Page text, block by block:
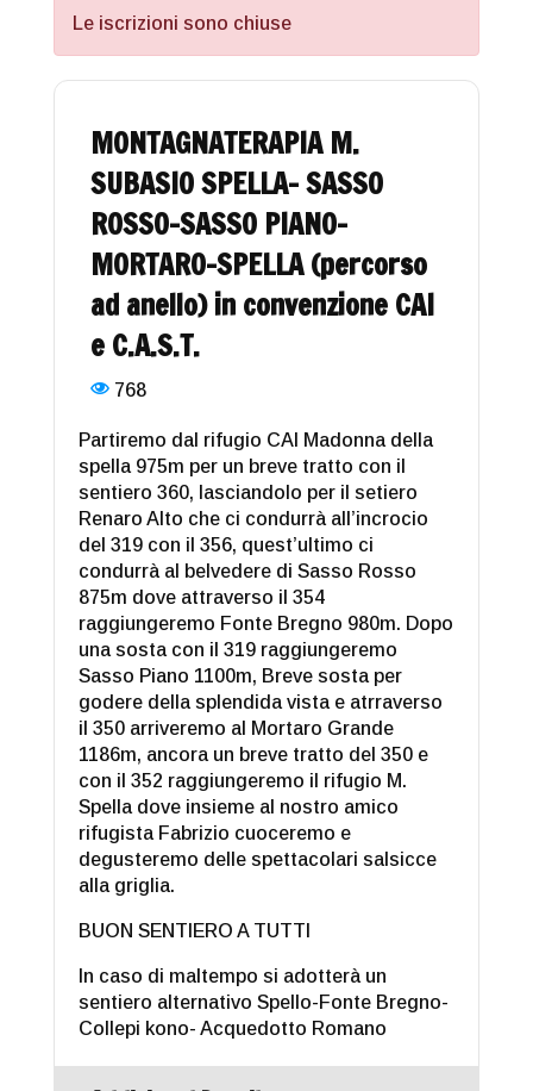
Le iscrizioni sono chiuse
MONTAGNATERAPIA M.
SUBASIO SPELLA- SASSO
ROSSO-SASSO PIANO-
MORTARO-SPELLA (percorso
ad anello) in convenzione CAI
e C.A.S.T.
768
Partiremo dal rifugio CAI Madonna della
spella 975m per un breve tratto con il
sentiero 360, lasciandolo per il setiero
Renaro Alto che ci condurrà all’incrocio
del 319 con il 356, quest’ultimo ci
condurrà al belvedere di Sasso Rosso
875m dove attraverso il 354
raggiungeremo Fonte Bregno 980m. Dopo
una sosta con il 319 raggiungeremo
Sasso Piano 1100m, Breve sosta per
godere della splendida vista e atrraverso
il 350 arriveremo al Mortaro Grande
1186m, ancora un breve tratto del 350 e
con il 352 raggiungeremo il rifugio M.
Spella dove insieme al nostro amico
rifugista Fabrizio cuoceremo e
degusteremo delle spettacolari salsicce
alla griglia.
BUON SENTIERO A TUTTI
In caso di maltempo si adotterà un
sentiero alternativo Spello-Fonte Bregno-
Collepi kono- Acquedotto Romano